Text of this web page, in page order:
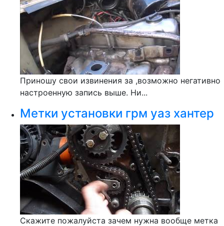
Приношу свои извинения за ,возможно негативно
настроенную запись выше. Ни...
Метки установки грм уаз хантер
Скажите пожалуйста зачем нужна вообще метка